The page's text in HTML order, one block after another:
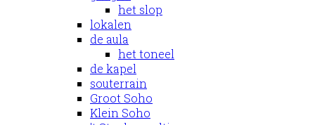
het slop
lokalen
de aula
het toneel
de kapel
souterrain
Groot Soho
Klein Soho